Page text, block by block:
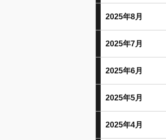
2025年8月
2025年7月
2025年6月
2025年5月
2025年4月